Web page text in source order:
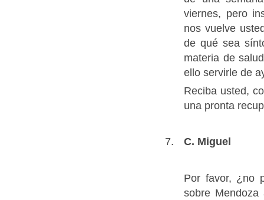
viernes, pero
nos vuelve
de qué sea
materia de
ello servirle de
Reciba usted,
una pronta
C. Miguel
Por favor, ¿no
sobre Mendoza